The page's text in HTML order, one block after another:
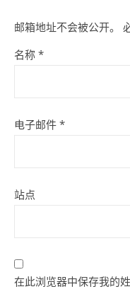
邮箱地址不会被公开。
名称 *
电子邮件 *
站点
在此浏览器中保存我的